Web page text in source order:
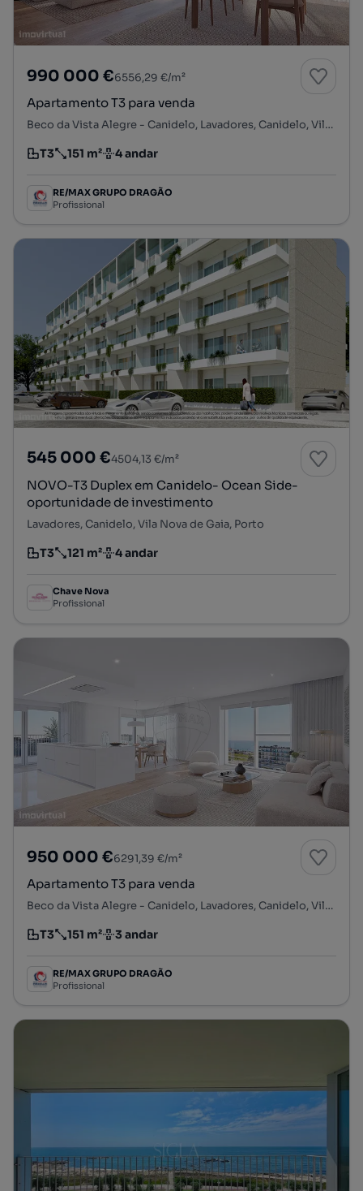
990 000 €6556,29 €/m²
Apartamento T3 para venda
Beco da Vista Alegre - Canidelo, Lavadores, Canidelo, Vila Nova de Gaia, Porto
Tipologia
T3
Preço por metro quadrado
151 m²
Andar 4 andar
RE/MAX GRUPO DRAGÃO
Profissional
545 000 €4504,13 €/m²
NOVO-T3 Duplex em Canidelo- Ocean Side-
oportunidade de investimento
Lavadores, Canidelo, Vila Nova de Gaia, Porto
Tipologia
T3
Preço por metro quadrado
121 m²
Andar 4 andar
Chave Nova
Profissional
950 000 €6291,39 €/m²
Apartamento T3 para venda
Beco da Vista Alegre - Canidelo, Lavadores, Canidelo, Vila Nova de Gaia, Porto
Tipologia
T3
Preço por metro quadrado
151 m²
Andar 3 andar
RE/MAX GRUPO DRAGÃO
Profissional